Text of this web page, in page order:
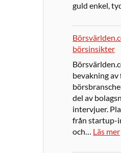
guld enkel,
börsinsikter
bevakning
del av
intervjuer.
från startup-
och… Läs mer